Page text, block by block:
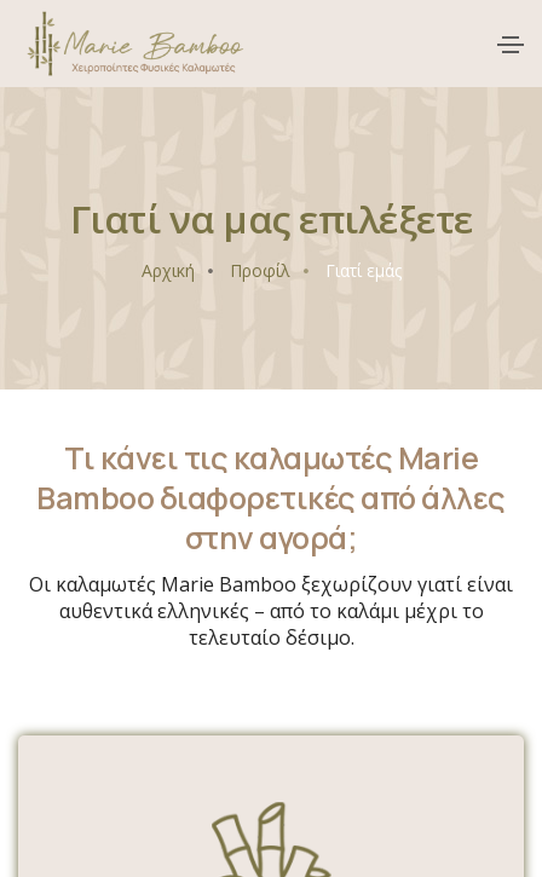
Γιατί να μας επιλέξετε
Αρχική Προφίλ Γιατί εμάς
Τι κάνει τις καλαμωτές Marie
Bamboo διαφορετικές από άλλες
στην αγορά;
Οι καλαμωτές Marie Bamboo ξεχωρίζουν γιατί είναι
αυθεντικά ελληνικές – από το καλάμι μέχρι το
τελευταίο δέσιμο.